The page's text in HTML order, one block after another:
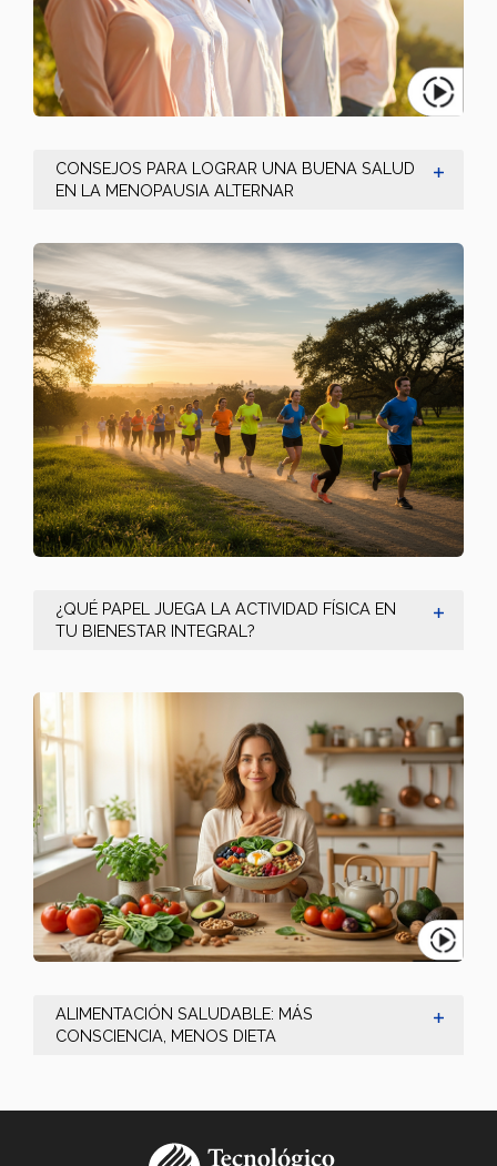
CONSEJOS PARA LOGRAR UNA BUENA SALUD
EN LA MENOPAUSIA ALTERNAR
¿QUÉ PAPEL JUEGA LA ACTIVIDAD FÍSICA EN
TU BIENESTAR INTEGRAL?
ALIMENTACIÓN SALUDABLE: MÁS
CONSCIENCIA, MENOS DIETA